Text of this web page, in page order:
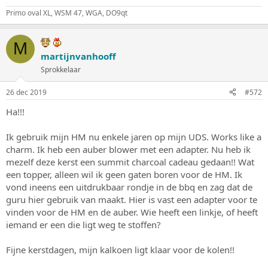
Primo oval XL, WSM 47, WGA, DO9qt
M martijnvanhooff
Sprokkelaar
26 dec 2019 #572
Ha!!!
Ik gebruik mijn HM nu enkele jaren op mijn UDS. Works like a
charm. Ik heb een auber blower met een adapter. Nu heb ik
mezelf deze kerst een summit charcoal cadeau gedaan!! Wat
een topper, alleen wil ik geen gaten boren voor de HM. Ik
vond ineens een uitdrukbaar rondje in de bbq en zag dat de
guru hier gebruik van maakt. Hier is vast een adapter voor te
vinden voor de HM en de auber. Wie heeft een linkje, of heeft
iemand er een die ligt weg te stoffen?
Fijne kerstdagen, mijn kalkoen ligt klaar voor de kolen!!